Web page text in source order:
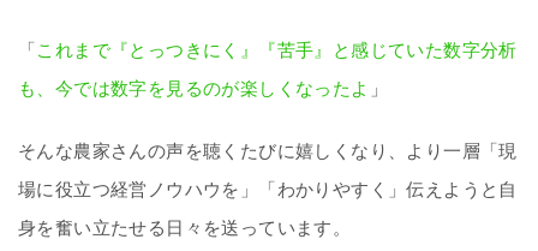
「これまで『とっつきにく』『苦手』と感じていた数字分析
も、今では数字を見るのが楽しくなったよ 」
そんな農家さんの声を聴くたびに嬉しくなり、より一層「現
場に役立つ経営ノウハウを」「わかりやすく」伝えようと自
身を奮い立たせる日々を送っています。